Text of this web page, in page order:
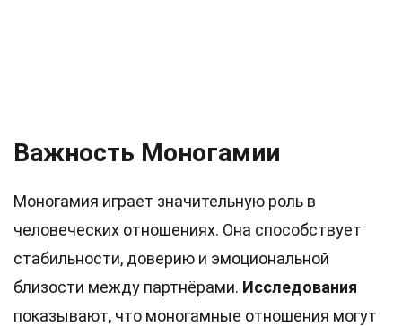
Важность Моногамии
Моногамия играет значительную роль в
человеческих отношениях. Она способствует
стабильности, доверию и эмоциональной
близости между партнёрами. Исследования
показывают, что моногамные отношения могут